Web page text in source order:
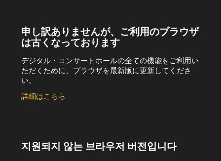
申し訳ありませんが、ご利用のブラウザ
は古くなっております
デジタル・コンサートホールの全ての機能をご利用い
ただくために、ブラウザを最新版に更新してくださ
い。
詳細はこちら
지원되지 않는 브라우저 버전입니다